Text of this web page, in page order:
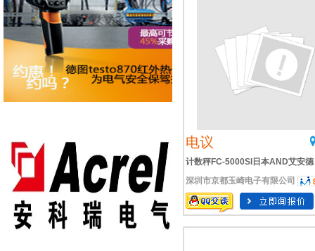
电议
计数秤FC-5000SI日本AND艾安德
深圳市京都玉崎电子有限公司